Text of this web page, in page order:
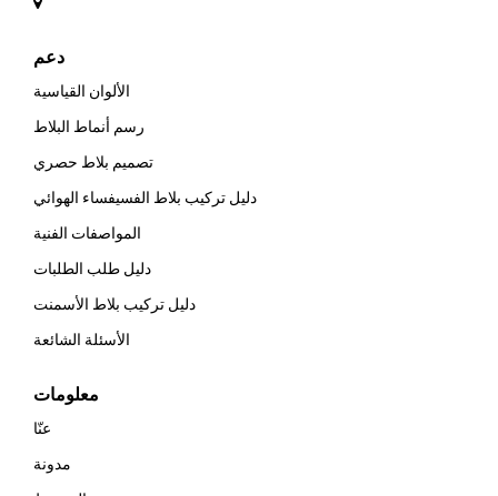
دعم
الألوان القياسية
رسم أنماط البلاط
تصميم بلاط حصري
دليل تركيب بلاط الفسيفساء الهوائي
المواصفات الفنية
دليل طلب الطلبات
دليل تركيب بلاط الأسمنت
الأسئلة الشائعة
معلومات
عنّا
مدونة